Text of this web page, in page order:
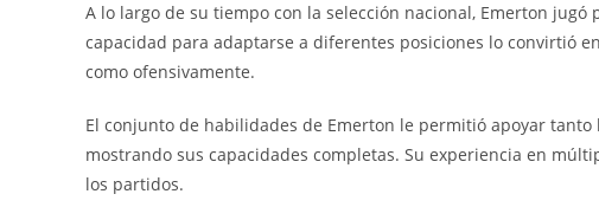
A lo largo de su tiempo con la selección nacional, Emerton
capacidad para adaptarse a diferentes posiciones lo convirtió
como ofensivamente.
El conjunto de habilidades de Emerton le permitió apoyar
mostrando sus capacidades completas. Su experiencia en
los partidos.